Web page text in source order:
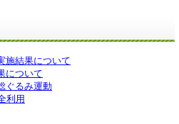
施結果について
について
ぐるみ運動
利用